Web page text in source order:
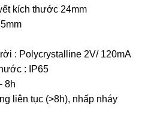
kích thước 24mm
: Polycrystalline 2V/ 120mA
: IP65
8h
liên tục (>8h), nhấp nháy